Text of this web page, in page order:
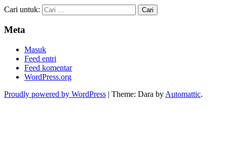
Cari untuk:
Meta
Masuk
Feed entri
Feed komentar
WordPress.org
Proudly powered by WordPress | Theme: Dara by Automattic.